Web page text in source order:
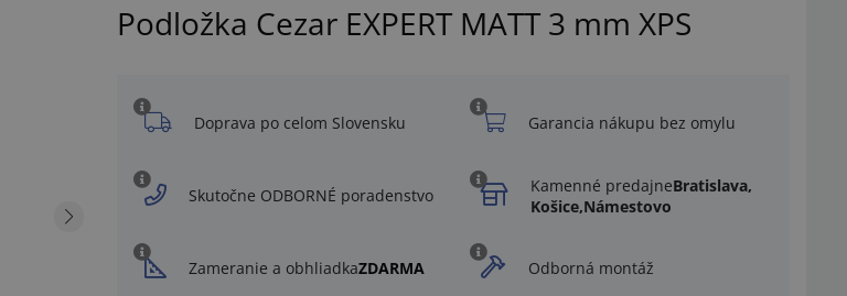
Podložka Cezar EXPERT MATT 3 mm XPS
Doprava po celom Slovensku Garancia nákupu bez omylu
Skutočne ODBORNÉ poradenstvo Kamenné predajneBratislava,
Košice,Námestovo
Zameranie a obhliadkaZDARMA Odborná montáž